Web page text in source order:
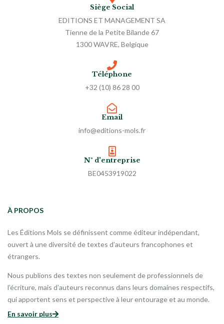
Siège Social
EDITIONS ET MANAGEMENT SA
Tienne de la Petite Bilande 67
1300 WAVRE, Belgique
Téléphone
+32 (10) 86 28 00
Email
info@editions-mols.fr
N° d'entreprise
BE0453919022
À PROPOS
Les Éditions Mols se définissent comme éditeur indépendant,
ouvert à une diversité de textes d’auteurs francophones et
étrangers.
Nous publions des textes non seulement de professionnels de
l’écriture, mais d’auteurs reconnus dans leurs domaines respectifs,
qui apportent sens et perspective à leur entourage et au monde.
En savoir plus